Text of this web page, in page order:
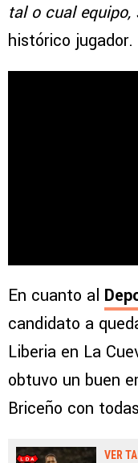
tal o cual equipo,
histórico jugador.
En cuanto al
candidato a
Liberia en La
obtuvo un buen
Briceño con
VER